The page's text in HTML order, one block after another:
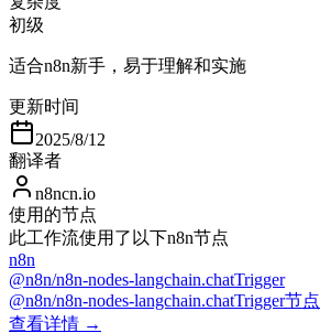
初级
适合n8n新手，易于理解和实施
更新时间
2025/8/12
翻译者
n8ncn.io
使用的节点
此工作流使用了以下n8n节点
n8n
@n8n/n8n-nodes-langchain.chatTrigger
@n8n/n8n-nodes-langchain.chatTrigger节点
查看详情 →